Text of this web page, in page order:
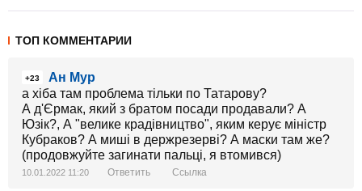
ТОП КОММЕНТАРИИ
+23
Ан Мур
а хіба там проблема тільки по Татарову?
А д'Єрмак, який з братом посади продавали? А
Юзік?, А "велике крадівництво", яким керує міністр
Кубраков? А миші в держрезерві? А маски там же?
(продовжуйте загинати пальці, я втомився)
10.01.2022 11:20 Ответить Ссылка